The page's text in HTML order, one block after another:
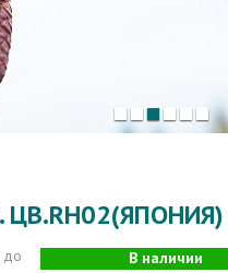
ЦВ.RH02(ЯПОНИЯ)
до
В наличии